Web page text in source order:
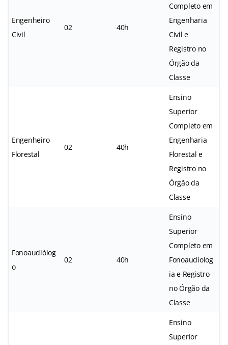
Engenheiro
Civil
02 40h
Completo em
Engenharia
Civil e
Registro no
Órgão da
Classe
Engenheiro
Florestal
02 40h
Ensino
Superior
Completo em
Engenharia
Florestal e
Registro no
Órgão da
Classe
Fonoaudiólog
o
02 40h
Ensino
Superior
Completo em
Fonoaudiolog
ia e Registro
no Órgão da
Classe
Ensino
Superior